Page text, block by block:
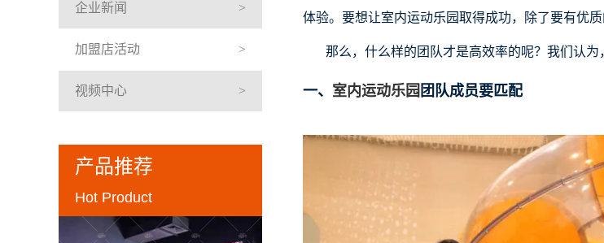
企业新闻
加盟店活动
视频中心
产品推荐
Hot Product
体验。要想让室内运动乐园取得成功，除了要有优
那么，什么样的团队才是高效率的呢？我们认为
一、 室内运动乐园 团队成员要匹配